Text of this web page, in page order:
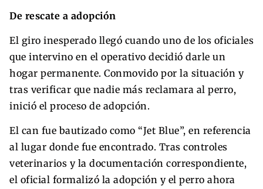
De rescate a adopción
El giro inesperado llegó cuando uno de los oficiales
que intervino en el operativo decidió darle un
hogar permanente. Conmovido por la situación y
tras verificar que nadie más reclamara al perro,
inició el proceso de adopción.
El can fue bautizado como “Jet Blue”, en referencia
al lugar donde fue encontrado. Tras controles
veterinarios y la documentación correspondiente,
el oficial formalizó la adopción y el perro ahora